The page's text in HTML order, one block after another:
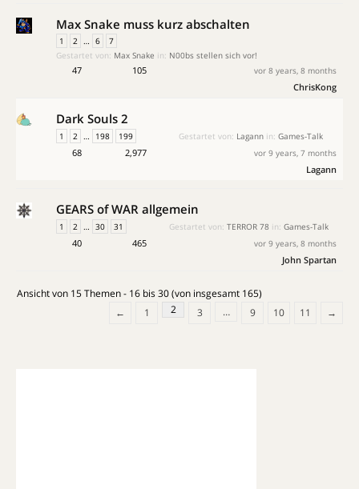
Max Snake muss kurz abschalten
1 2 … 6
7
Gestartet von: Max Snake in: N00bs stellen sich vor!
47 105 vor 8 years, 8 months
ChrisKong
Dark Souls 2
1 2 … 198 199 Gestartet von: Lagann in: Games-Talk
68 2,977 vor 9 years, 7 months
Lagann
GEARS of WAR allgemein
1 2 … 30 31 Gestartet von: TERROR 78 in: Games-Talk
40 465 vor 9 years, 8 months
John Spartan
Ansicht von 15 Themen - 16 bis 30 (von insgesamt 165)
←
1 2 3 … 9 10 11 →